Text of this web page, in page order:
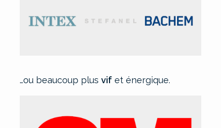
…ou beaucoup plusvif et énergique.